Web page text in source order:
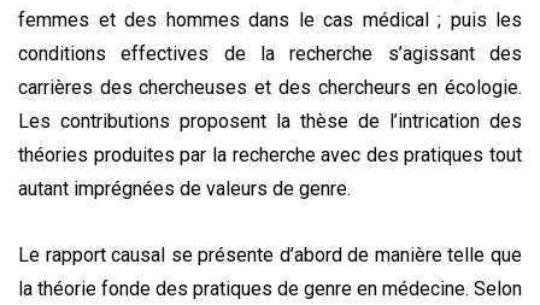
femmes et des hommes dans le cas médical ; puis les
conditions effectives de la recherche s’agissant des
carrières des chercheuses et des chercheurs en écologie.
Les contributions proposent la thèse de l’intrication des
théories produites par la recherche avec des pratiques tout
autant imprégnées de valeurs de genre.
Le rapport causal se présente d’abord de manière telle que
la théorie fonde des pratiques de genre en médecine. Selon